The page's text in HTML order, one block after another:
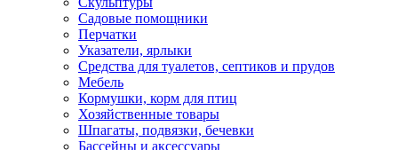
Садовые помощники
Перчатки
Указатели, ярлыки
Средства для туалетов, септиков и прудов
Мебель
Кормушки, корм для птиц
Хозяйственные товары
Шпагаты, подвязки, бечевки
Бассейны и аксессуары